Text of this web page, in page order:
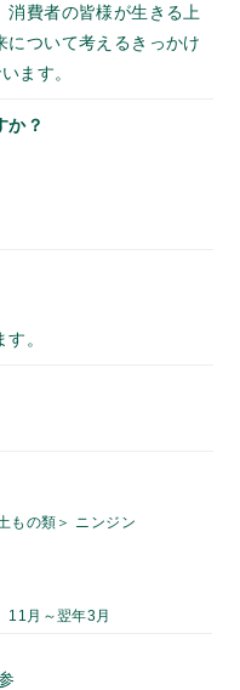
消費者の皆様が生きる上
について考えるきっかけ
ます。
か？
。
もの類＞ ニンジン
11月～翌年3月